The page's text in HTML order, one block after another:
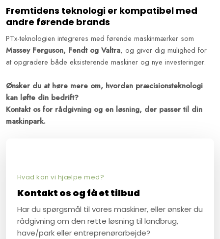
Fremtidens teknologi er kompatibel med
andre førende brands
PTx-teknologien integreres med førende maskinmærker som
Massey Ferguson, Fendt og Valtra, og giver dig mulighed for
at opgradere både eksisterende maskiner og nye investeringer.
Ønsker du at høre mere om, hvordan præcisionsteknologi
kan løfte din bedrift?
Kontakt os for rådgivning og en løsning, der passer til din
maskinpark.
Hvad kan vi hjælpe med?​
Kontakt os og få et tilbud
Har du spørgsmål til vores maskiner, eller ønsker du
rådgivning om den rette løsning til landbrug,
have/park eller entreprenørarbejde?